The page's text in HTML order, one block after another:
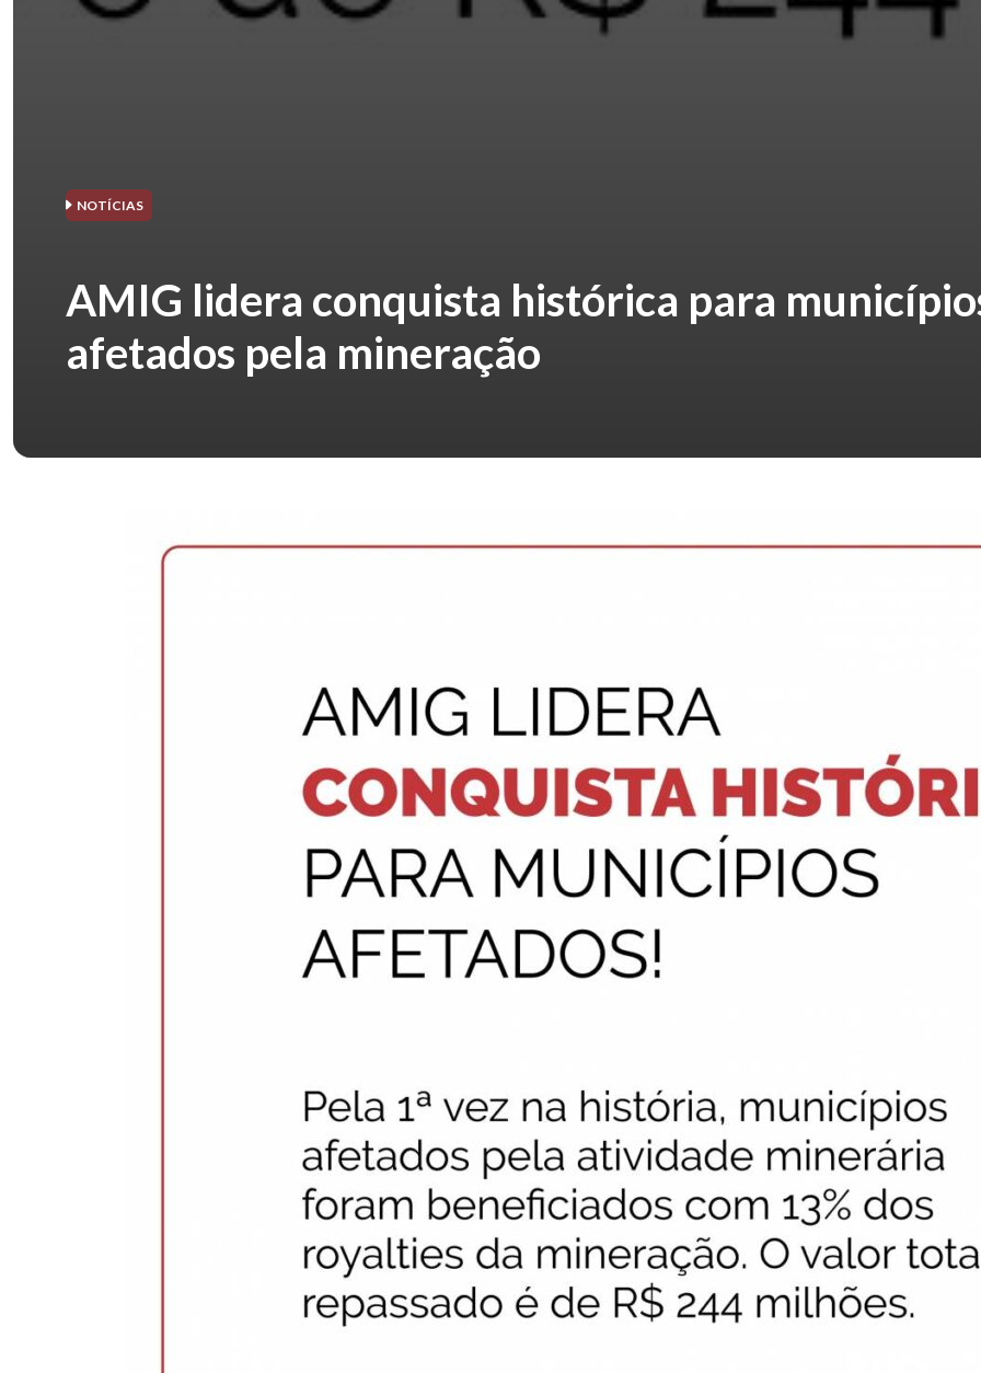
NOTÍCIAS
AMIG lidera conquista histórica para
afetados pela mineração